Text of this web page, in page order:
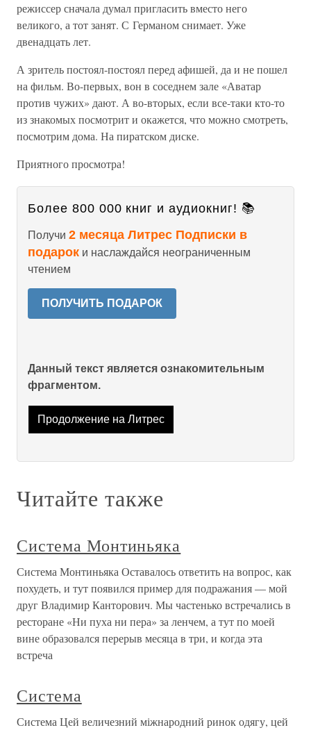
режиссер сначала думал пригласить вместо него
великого, а тот занят. С Германом снимает. Уже
двенадцать лет.
А зритель постоял-постоял перед афишей, да и не пошел
на фильм. Во-первых, вон в соседнем зале «Аватар
против чужих» дают. А во-вторых, если все-таки кто-то
из знакомых посмотрит и окажется, что можно смотреть,
посмотрим дома. На пиратском диске.
Приятного просмотра!
Более 800 000 книг и аудиокниг! 📚
Получи 2 месяца Литрес Подписки в
подарок и наслаждайся неограниченным
чтением
ПОЛУЧИТЬ ПОДАРОК
Данный текст является ознакомительным
фрагментом.
Продолжение на Литрес
Читайте также
Система Монтиньяка
Система Монтиньяка Оставалось ответить на вопрос, как
похудеть, и тут появился пример для подражания — мой
друг Владимир Канторович. Мы частенько встречались в
ресторане «Ни пуха ни пера» за ленчем, а тут по моей
вине образовался перерыв месяца в три, и когда эта
встреча
Система
Система Цей величезний міжнародний ринок одягу, цей